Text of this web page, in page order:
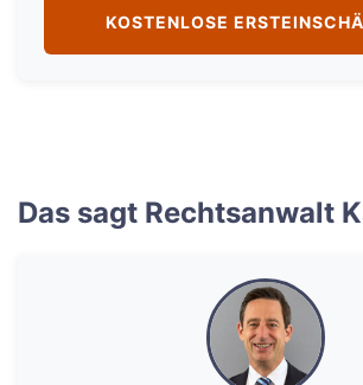
KOSTENLOSE
Das sagt Rechtsanwalt